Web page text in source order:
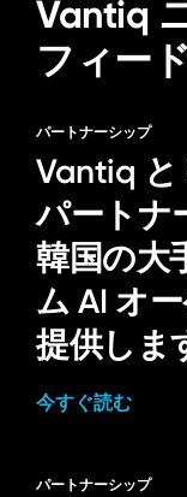
Vantiq
フィード
パートナーシップ
Vantiq と
パートナ
韓国の大
ム AI オ
提供しま
今すぐ読む
パートナーシップ